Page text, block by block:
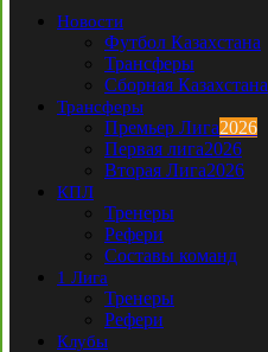
Новости
Футбол Казахстана
Трансферы
Сборная Казахстана
Трансферы
Премьер Лига2026
Первая лига2026
Вторая Лига2026
КПЛ
Тренеры
Рефери
Составы команд
1 Лига
Тренеры
Рефери
Клубы